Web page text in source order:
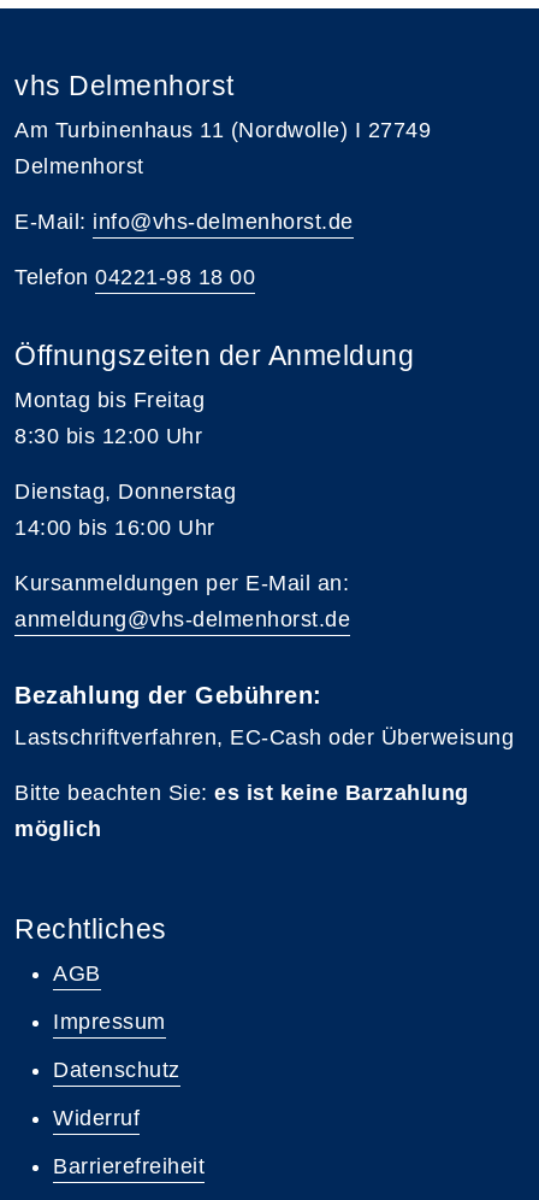
vhs Delmenhorst
Am Turbinenhaus 11 (Nordwolle) I 27749
Delmenhorst
E-Mail: info@vhs-delmenhorst.de
Telefon 04221-98 18 00
Öffnungszeiten der Anmeldung
Montag bis Freitag
8:30 bis 12:00 Uhr
Dienstag, Donnerstag
14:00 bis 16:00 Uhr
Kursanmeldungen per E-Mail an:
anmeldung@vhs-delmenhorst.de
Bezahlung der Gebühren:
Lastschriftverfahren, EC-Cash oder Überweisung
Bitte beachten Sie: es ist keine Barzahlung
möglich
Rechtliches
AGB
Impressum
Datenschutz
Widerruf
Barrierefreiheit